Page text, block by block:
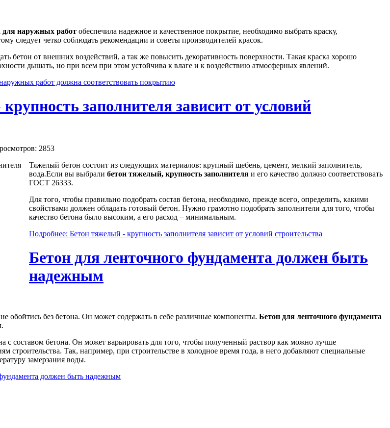
для наружных работ обеспечила надежное и качественное покрытие, необходимо выбрать краску,
следует четко соблюдать рекомендации и советы производителей красок.
бетон от внешних воздействий, а так же повысить декоративность поверхности. Такая краска хорошо
дышать, но при всем при этом устойчива к влаге и к воздействию атмосферных явлений.
работ должна соответствовать покрытию
заполнителя зависит от условий
2853
Тяжелый бетон состоит из следующих материалов: крупный щебень, цемент, мелкий заполнитель,
вода.Если вы выбрали бетон тяжелый, крупность заполнителя и его качество должно соответствовать
ГОСТ 26333.
Для того, чтобы правильно подобрать состав бетона, необходимо, прежде всего, определить, какими
свойствами должен обладать готовый бетон. Нужно грамотно подобрать заполнители для того, чтобы
качество бетона было высоким, а его расход – минимальным.
Подробнее: Бетон тяжелый - крупность заполнителя зависит от условий строительства
Бетон для ленточного фундамента должен быть
надежным
обойтись без бетона. Он может содержать в себе различные компоненты. Бетон для ленточного фундамента
с составом бетона. Он может варьировать для того, чтобы полученный раствор как можно лучше
строительства. Так, например, при строительстве в холодное время года, в него добавляют специальные
замерзания воды.
должен быть надежным